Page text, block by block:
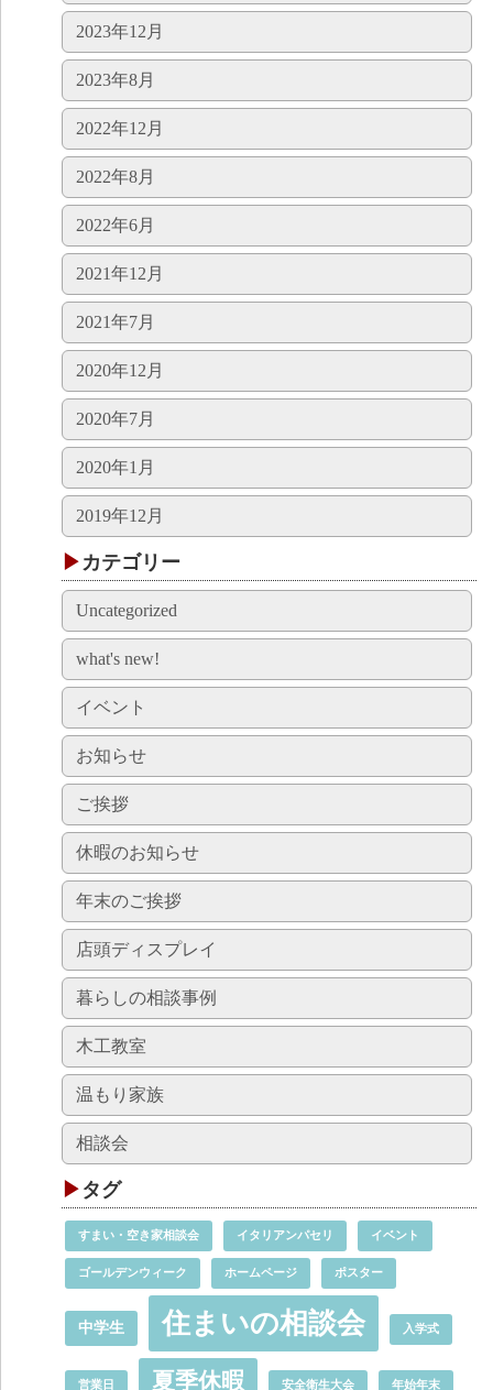
2023年12月
2023年8月
2022年12月
2022年8月
2022年6月
2021年12月
2021年7月
2020年12月
2020年7月
2020年1月
2019年12月
カテゴリー
Uncategorized
what's new!
イベント
お知らせ
ご挨拶
休暇のお知らせ
年末のご挨拶
店頭ディスプレイ
暮らしの相談事例
木工教室
温もり家族
相談会
タグ
すまい・空き家相談会 イタリアンパセリ イベント
ゴールデンウィーク ホームページ ポスター
中学生 住まいの相談会 入学式
営業日 夏季休暇 安全衛生大会 年始年末